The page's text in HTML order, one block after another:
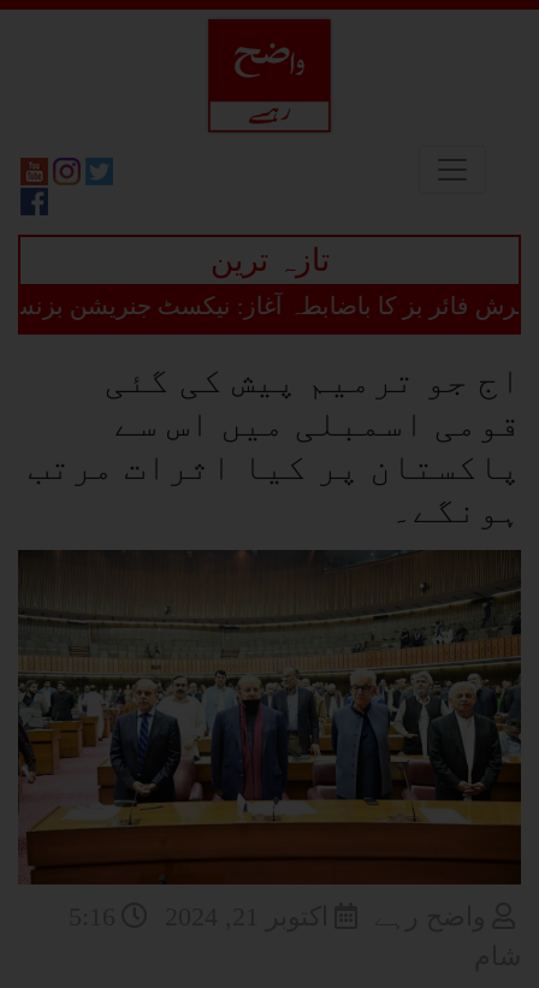
تازہ ترین
بز کا باضابطہ آغاز: نیکسٹ جنریشن بزنس
اج جو ترمیم پیش کی گئی
قومی اسمبلی میں اس سے
پاکستان پر کیا اثرات مرتب
ہونگے۔